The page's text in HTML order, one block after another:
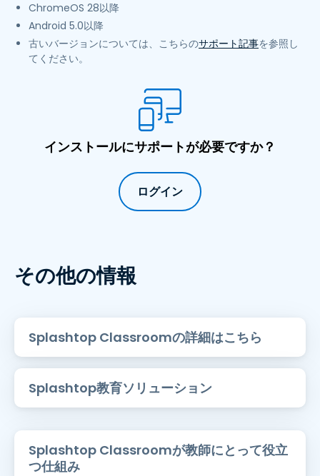
ChromeOS 28以降
Android 5.0以降
古いバージョンについては、こちらのサポート記事を参照し
てください。
インストールにサポートが必要ですか？
ログイン
その他の情報
Splashtop Classroomの詳細はこちら
Splashtop教育ソリューション
Splashtop Classroomが教師にとって役立
つ仕組み